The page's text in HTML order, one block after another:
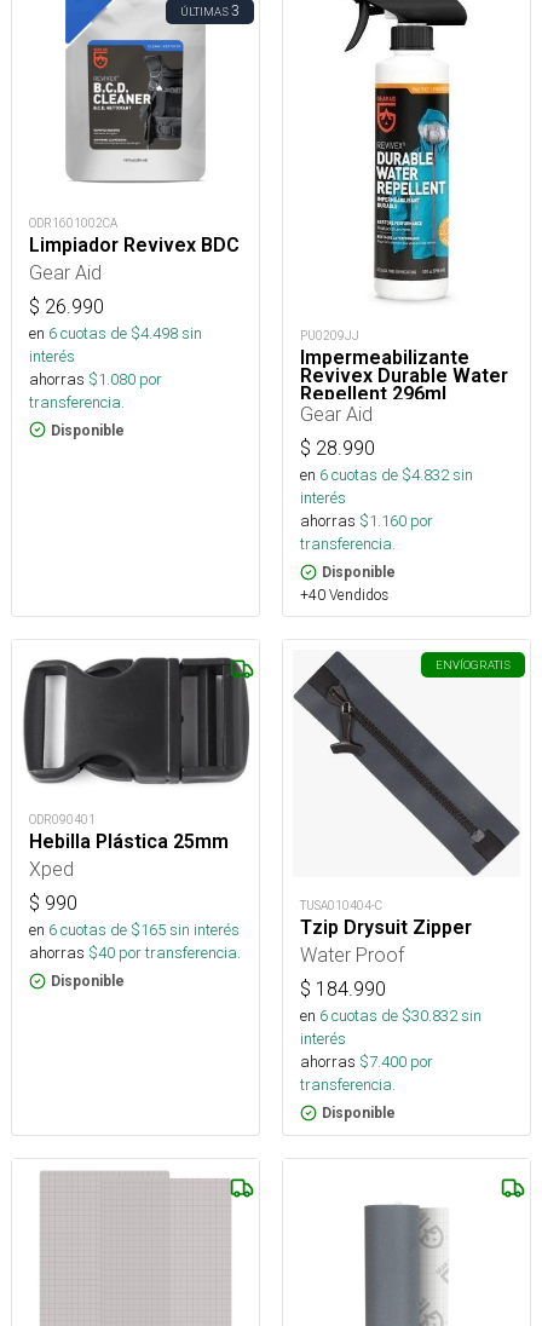
ÚLTIMAS3
ODR1601002CA
Limpiador Revivex BDC
Gear Aid
$ 26.990
en 6cuotas de $4.498sin
interés
ahorras $1.080 por
transferencia.
Disponible
PU0209JJ
Impermeabilizante
Revivex Durable Water
Repellent 296ml
Gear Aid
$ 28.990
en 6cuotas de $4.832sin
interés
ahorras $1.160 por
transferencia.
Disponible
+40 Vendidos
ODR090401
Hebilla Plástica 25mm
Xped
$ 990
en 6cuotas de $165sin interés
ahorras $40 por transferencia.
Disponible
ENVÍOGRATIS
TUSA010404-C
Tzip Drysuit Zipper
Water Proof
$ 184.990
en 6cuotas de $30.832sin
interés
ahorras $7.400 por
transferencia.
Disponible